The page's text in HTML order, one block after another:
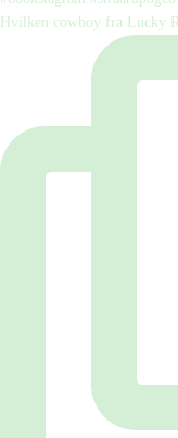
Hvilken cowboy fra Lucky